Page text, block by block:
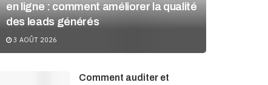
en ligne : comment améliorer la qualité
des leads générés
3 AOÛT 2026
Comment auditer et